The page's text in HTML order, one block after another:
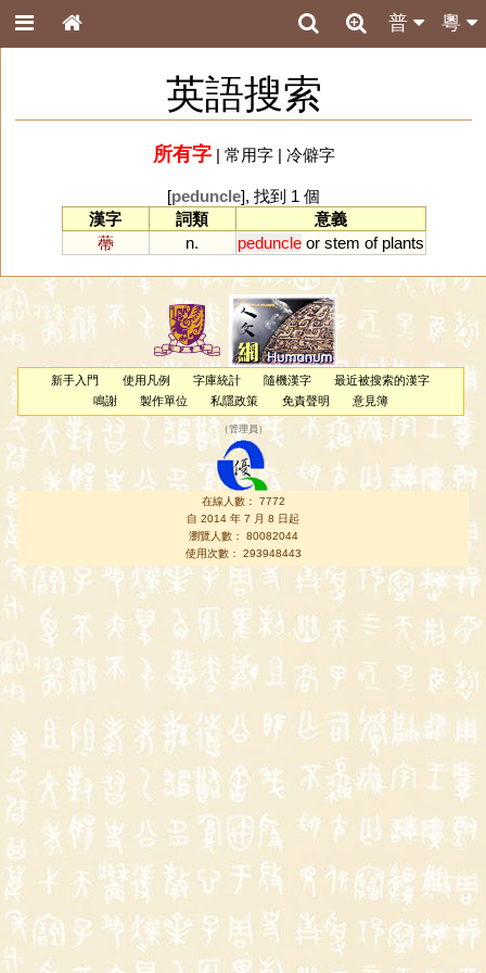
粵
普
英語搜索
所有字| 常用字| 冷僻字
[peduncle], 找到 1 個
漢字
詞類
意義
蔕
n. peduncle or stem of plants
新手入門 使用凡例 字庫統計 隨機漢字
最近被搜索的漢字
鳴謝
製作單位 私隱政策 免責聲明 意見簿
（管理員 ）
在線人數： 7772
自 2014 年 7 月 8 日起
瀏覽人數： 80082044
使用次數： 293948443